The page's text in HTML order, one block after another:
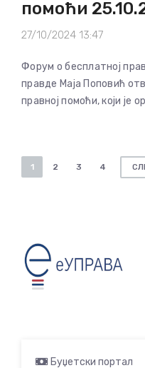
помоћи
27/10/2024 13:47
Форум о бесплатној
правде Маја Поповић
правној помоћи, који је
Пагинација
чланака
1 2 3 4
Буџетски портал